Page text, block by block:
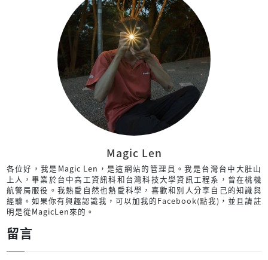
Magic Len
各位好，我是Magic Len，是這網站的管理員。我是台灣台中大肚山
上人，畢業於台中高工資訊科和台灣科技大學資訊工程系，曾在桃機
航警局服役。我熱愛自然也熱愛科學，喜歡和別人分享自己的知識與
經驗。如果你有興趣認識我，可以加我的Facebook(點我) ，並且請註
明是從MagicLen來的。
留言